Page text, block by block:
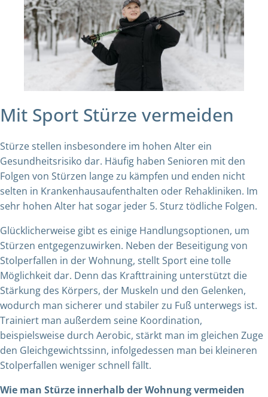
Mit Sport Stürze vermeiden
Stürze stellen insbesondere im hohen Alter ein
Gesundheitsrisiko dar. Häufig haben Senioren mit den
Folgen von Stürzen lange zu kämpfen und enden nicht
selten in Krankenhausaufenthalten oder Rehakliniken. Im
sehr hohen Alter hat sogar jeder 5. Sturz tödliche Folgen.
Glücklicherweise gibt es einige Handlungsoptionen, um
Stürzen entgegenzuwirken. Neben der Beseitigung von
Stolperfallen in der Wohnung, stellt Sport eine tolle
Möglichkeit dar. Denn das Krafttraining unterstützt die
Stärkung des Körpers, der Muskeln und den Gelenken,
wodurch man sicherer und stabiler zu Fuß unterwegs ist.
Trainiert man außerdem seine Koordination,
beispielsweise durch Aerobic, stärkt man im gleichen Zuge
den Gleichgewichtssinn, infolgedessen man bei kleineren
Stolperfallen weniger schnell fällt.
Wie man Stürze innerhalb der Wohnung vermeiden